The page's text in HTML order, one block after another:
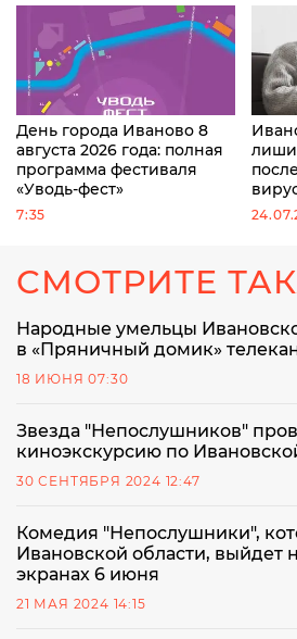
День города Иваново 8
августа 2026 года: полная
программа фестиваля
«Уводь-фест»
7:35
СМОТРИТЕ
Народные умельцы
в «Пряничный домик»
18 ИЮНЯ 07:30
Звезда "Непослушников"
киноэкскурсию по
30 СЕНТЯБРЯ 2024 12:47
Комедия "Непослушники",
Ивановской области, выйдет
экранах 6 июня
21 МАЯ 2024 14:15